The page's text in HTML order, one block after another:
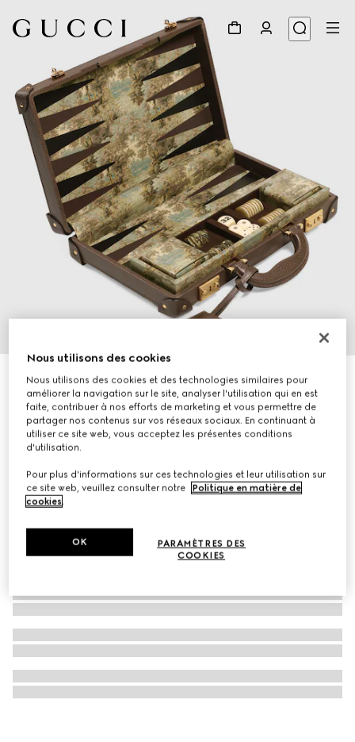
Coffret backgammon décoratif avec bande Web et
Double G
CHF 2,590
Nous utilisons des cookies
Nous utilisons des cookies et des technologies similaires pour
améliorer la navigation sur le site, analyser l'utilisation qui en est
faite, contribuer à nos efforts de marketing et vous permettre de
partager nos contenus sur vos réseaux sociaux. En continuant à
utiliser ce site web, vous acceptez les présentes conditions
d'utilisation.
Pour plus d'informations sur ces technologies et leur utilisation sur
ce site web, veuillez consulter notre
Politique en matière de
cookies.
PARAMÈTRES DES
COOKIES
OK